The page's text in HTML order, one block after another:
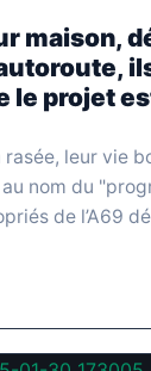
maison,
le projet
leur vie
nom du
de l’A69